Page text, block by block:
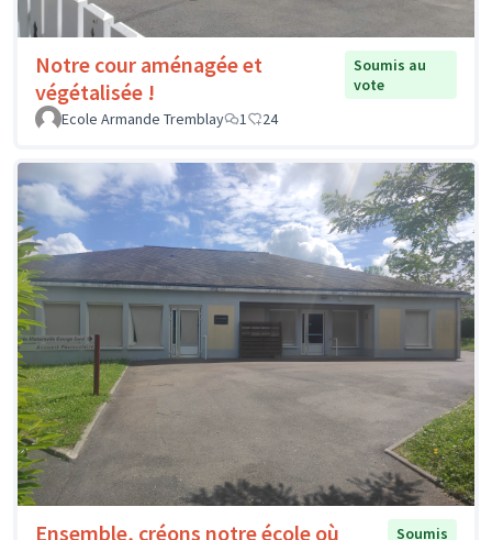
Notre cour aménagée et
végétalisée !
Soumis au
vote
Ecole Armande Tremblay
1 24
Ensemble, créons notre école où
Soumis